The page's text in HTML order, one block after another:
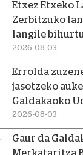
Etxez Etxeko
Zerbitzuko
langile
2026-08-03
Errolda
jasotzeko
Galdakaoko
2026-08-03
Gaur da